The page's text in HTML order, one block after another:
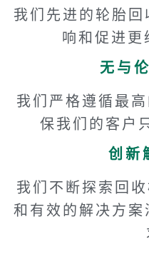
我 们 先 进 的 轮 胎 回
响 和 促 进 更
无 与
我 们 严 格 遵 循 最
保 我 们 的 客 户
创 新
我 们 不 断 探 索 回
和 有 效 的 解 决 方 案